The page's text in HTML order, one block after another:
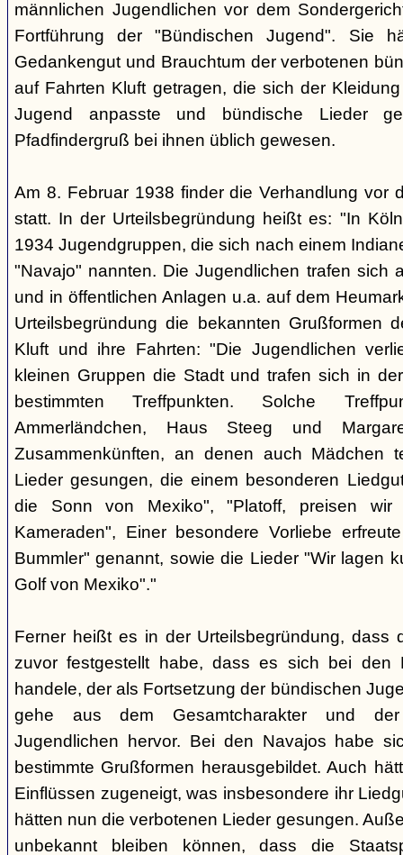
männlichen Jugendlichen vor dem
Fortführung der "Bündischen Jugend". Sie
Gedankengut und Brauchtum der verbotenen
auf Fahrten Kluft getragen, die sich der
Jugend anpasste und bündische Lieder
Pfadfindergruß bei ihnen üblich gewesen.
Am 8. Februar 1938 finder die Verhandlung vor
statt. In der Urteilsbegründung heißt es: "In
1934 Jugendgruppen, die sich nach einem
"Navajo" nannten. Die Jugendlichen trafen sich
und in öffentlichen Anlagen u.a. auf dem
Urteilsbegründung die bekannten Grußformen
Kluft und ihre Fahrten: "Die Jugendlichen
kleinen Gruppen die Stadt und trafen sich in
bestimmten Treffpunkten. Solche
Ammerländchen, Haus Steeg und
Zusammenkünften, an denen auch Mädchen
Lieder gesungen, die einem besonderen
die Sonn von Mexiko", "Platoff, preisen
Kameraden", Einer besondere Vorliebe
Bummler" genannt, sowie die Lieder "Wir lagen
Golf von Mexiko"."
Ferner heißt es in der Urteilsbegründung, dass
zuvor festgestellt habe, dass es sich bei den
handele, der als Fortsetzung der bündischen
gehe aus dem Gesamtcharakter und der
Jugendlichen hervor. Bei den Navajos habe
bestimmte Grußformen herausgebildet. Auch
Einflüssen zugeneigt, was insbesondere ihr
hätten nun die verbotenen Lieder gesungen.
unbekannt bleiben können, dass die